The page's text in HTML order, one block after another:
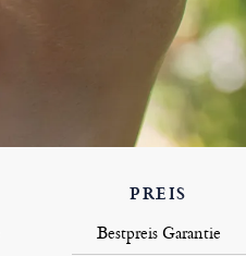
PREIS
Bestpreis Garantie